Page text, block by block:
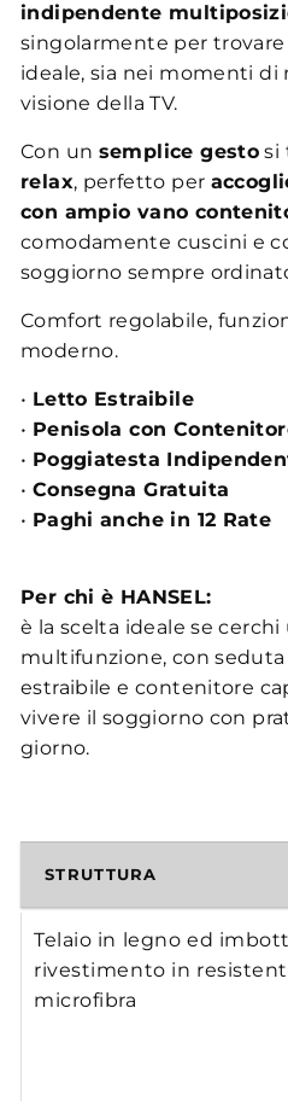
indipendente
singolarmente per
ideale, sia nei momenti di
visione della TV.
Con un semplice gesto si
relax, perfetto per
con ampio vano
comodamente cuscini e
soggiorno sempre
Comfort regolabile,
moderno.
• Letto Estraibile
• Penisola con
• Poggiatesta
• Consegna Gratuita
• Paghi anche in 12 Rate
Per chi è HANSEL:
è la scelta ideale se
multifunzione, con
estraibile e contenitore
vivere il soggiorno con
giorno.
STRUTTURA
Telaio in legno ed
rivestimento in
microfibra